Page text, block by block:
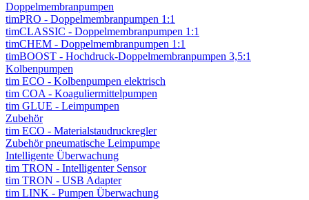
Doppelmembranpumpen
timPRO - Doppelmembranpumpen 1:1
timCLASSIC - Doppelmembranpumpen 1:1
timCHEM - Doppelmembranpumpen 1:1
timBOOST - Hochdruck-Doppelmembranpumpen 3,5:1
Kolbenpumpen
tim ECO - Kolbenpumpen elektrisch
tim COA - Koaguliermittelpumpen
tim GLUE - Leimpumpen
Zubehör
tim ECO - Materialstaudruckregler
Zubehör pneumatische Leimpumpe
Intelligente Überwachung
tim TRON - Intelligenter Sensor
tim TRON - USB Adapter
tim LINK - Pumpen Überwachung